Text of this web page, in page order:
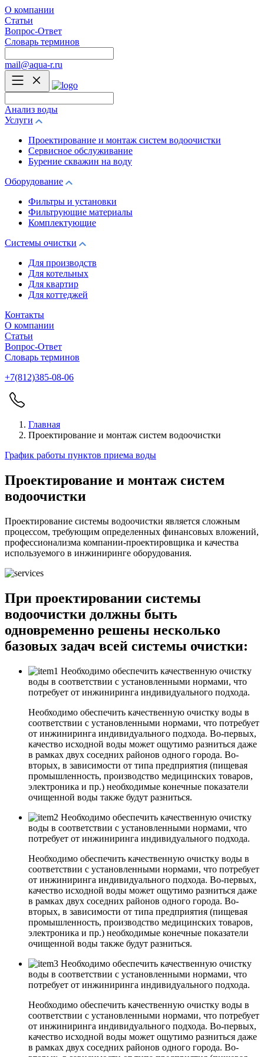
О компании
Статьи
Вопрос-Ответ
Словарь терминов
mail@aqua-r.ru
Анализ воды
Услуги
Проектирование и монтаж систем водоочистки
Сервисное обслуживание
Бурение скважин на воду
Оборудование
Фильтры и установки
Фильтрующие материалы
Комплектующие
Системы очистки
Для производств
Для котельных
Для квартир
Для коттеджей
Контакты
О компании
Статьи
Вопрос-Ответ
Словарь терминов
+7(812)385-08-06
Главная
Проектирование и монтаж систем водоочистки
График работы пунктов приема воды
Проектирование и монтаж систем
водоочистки
Проектирование системы водоочистки является сложным
процессом, требующим определенных финансовых вложений,
профессионализма компании-проектировщика и качества
используемого в инжиниринге оборудования.
При проектировании системы
водоочистки должны быть
одновременно решены несколько
базовых задач всей системы очистки:
Необходимо обеспечить качественную очистку
воды в соответствии с установленными нормами, что
потребует от инжиниринга индивидуального подхода.
Необходимо обеспечить качественную очистку воды в
соответствии с установленными нормами, что потребует
от инжиниринга индивидуального подхода. Во-первых,
качество исходной воды может ощутимо разниться даже
в рамках двух соседних районов одного города. Во-
вторых, в зависимости от типа предприятия (пищевая
промышленность, производство медицинских товаров,
электроника и пр.) необходимые конечные показатели
очищенной воды также будут разниться.
Необходимо обеспечить качественную очистку
воды в соответствии с установленными нормами, что
потребует от инжиниринга индивидуального подхода.
Необходимо обеспечить качественную очистку воды в
соответствии с установленными нормами, что потребует
от инжиниринга индивидуального подхода. Во-первых,
качество исходной воды может ощутимо разниться даже
в рамках двух соседних районов одного города. Во-
вторых, в зависимости от типа предприятия (пищевая
промышленность, производство медицинских товаров,
электроника и пр.) необходимые конечные показатели
очищенной воды также будут разниться.
Необходимо обеспечить качественную очистку
воды в соответствии с установленными нормами, что
потребует от инжиниринга индивидуального подхода.
Необходимо обеспечить качественную очистку воды в
соответствии с установленными нормами, что потребует
от инжиниринга индивидуального подхода. Во-первых,
качество исходной воды может ощутимо разниться даже
в рамках двух соседних районов одного города. Во-